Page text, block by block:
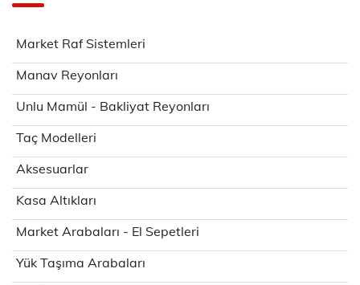
Market Raf Sistemleri
Manav Reyonları
Unlu Mamül - Bakliyat Reyonları
Taç Modelleri
Aksesuarlar
Kasa Altıkları
Market Arabaları - El Sepetleri
Yük Taşıma Arabaları